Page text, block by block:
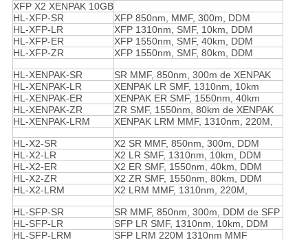
XFP X2 XENPAK 10GB
HL-XFP-SR
XFP 850nm, MMF, 300m, DDM
HL-XFP-LR
XFP 1310nm, SMF, 10km, DDM
HL-XFP-ER
XFP 1550nm, SMF, 40km, DDM
HL-XFP-ZR
XFP 1550nm, SMF, 80km, DDM
HL-XENPAK-SR
SR MMF, 850nm, 300m de XENPAK
HL-XENPAK-LR
XENPAK LR SMF, 1310nm, 10km
HL-XENPAK-ER
XENPAK ER SMF, 1550nm, 40km
HL-XENPAK-ZR
ZR SMF, 1550nm, 80km de XENPAK
HL-XENPAK-LRM
XENPAK LRM MMF, 1310nm, 220M,
HL-X2-SR
X2 SR MMF, 850nm, 300m, DDM
HL-X2-LR
X2 LR SMF, 1310nm, 10km, DDM
HL-X2-ER
X2 ER SMF, 1550nm, 40km, DDM
HL-X2-ZR
X2 ZR SMF, 1550nm, 80km, DDM
HL-X2-LRM
X2 LRM MMF, 1310nm, 220M,
HL-SFP-SR
SR MMF, 850nm, 300m, DDM de SFP
HL-SFP-LR
SFP LR SMF, 1310nm, 10km, DDM
HL-SFP-LRM
SFP LRM 220M 1310nm MMF